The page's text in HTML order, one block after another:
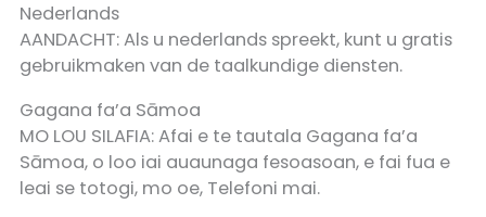
Nederlands
AANDACHT: Als u nederlands spreekt, kunt u gratis
gebruikmaken van de taalkundige diensten.
Gagana fa’a Sāmoa
MO LOU SILAFIA: Afai e te tautala Gagana fa’a
Sāmoa, o loo iai auaunaga fesoasoan, e fai fua e
leai se totogi, mo oe, Telefoni mai.